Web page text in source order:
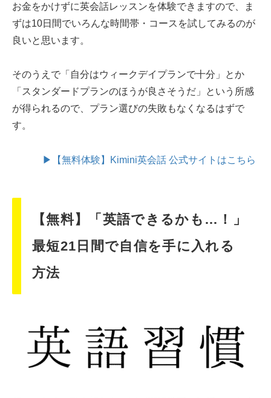
お金をかけずに英会話レッスンを体験できますので、ま
ずは10日間でいろんな時間帯・コースを試してみるのが
良いと思います。
そのうえで「自分はウィークデイプランで十分」とか
「スタンダードプランのほうが良さそうだ」という所感
が得られるので、プラン選びの失敗もなくなるはずで
す。
▶【無料体験】Kimini英会話 公式サイトはこちら
【無料】「英語できるかも…！」
最短21日間で自信を手に入れる
方法